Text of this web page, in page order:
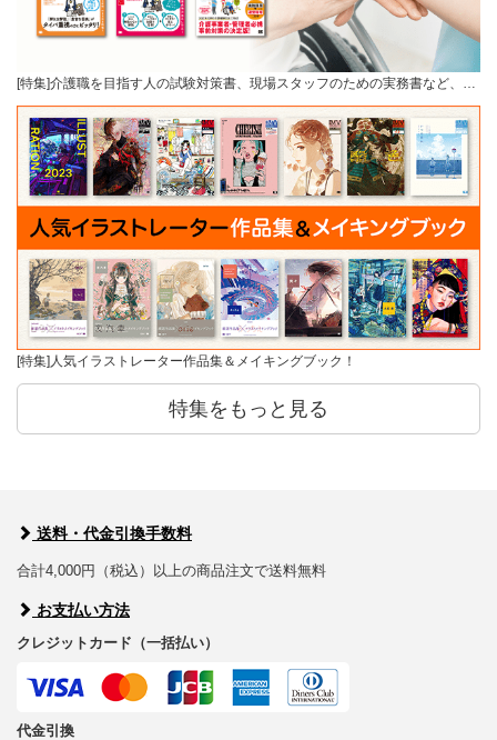
[特集]介護職を目指す人の試験対策書、現場スタッフのための実務書など、…
[特集]人気イラストレーター作品集＆メイキングブック！
特集をもっと見る
送料・代金引換手数料
合計4,000円（税込）以上の商品注文で送料無料
お支払い方法
クレジットカード（一括払い）
代金引換